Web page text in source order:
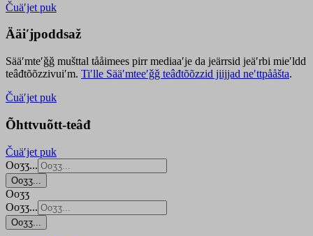
Čuäʹjet puk
Ääiʹjpoddsaž
Sääʹmteʹǧǧ mušttal tååimees pirr mediaaʹje da jeärrsid jeäʹrbi mieʹldd
teâđtõõzzivuiʹm. Tiʹlle Sääʹmteeʹǧǧ teâđtõõzzid jiijjad neʹttpååšta.
Čuäʹjet puk
Õhttvuõtt-teâđ
Čuäʹjet puk
Ooʒʒ...
Ooʒʒ...
Ooʒʒ
Ooʒʒ...
Ooʒʒ...